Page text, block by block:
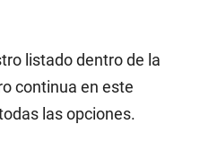
listado dentro de la
continua en este
las opciones.